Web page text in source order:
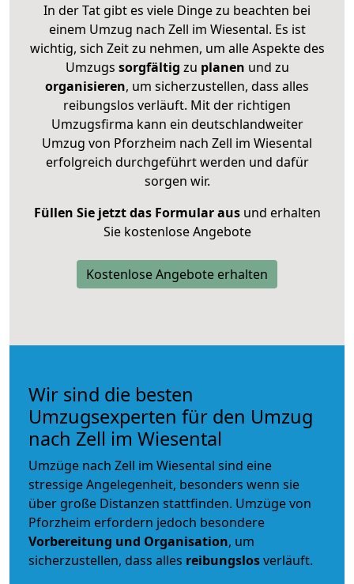
In der Tat gibt es viele Dinge zu beachten bei
einem Umzug nach Zell im Wiesental. Es ist
wichtig, sich Zeit zu nehmen, um alle Aspekte des
Umzugs sorgfältig zu planen und zu
organisieren, um sicherzustellen, dass alles
reibungslos verläuft. Mit der richtigen
Umzugsfirma kann ein deutschlandweiter
Umzug von Pforzheim nach Zell im Wiesental
erfolgreich durchgeführt werden und dafür
sorgen wir.
Füllen Sie jetzt das Formular ausund erhalten
Sie kostenlose Angebote
Kostenlose Angebote erhalten
Wir sind die besten
Umzugsexperten für den Umzug
nach Zell im Wiesental
Umzüge nach Zell im Wiesental sind eine
stressige Angelegenheit, besonders wenn sie
über große Distanzen stattfinden. Umzüge von
Pforzheim erfordern jedoch besondere
Vorbereitung und Organisation, um
sicherzustellen, dass alles reibungslosverläuft.